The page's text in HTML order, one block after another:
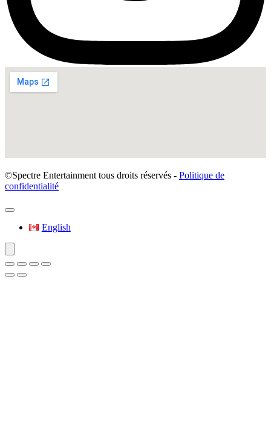
©Spectre Entertainment tous droits réservés - Politique de
confidentialité
English